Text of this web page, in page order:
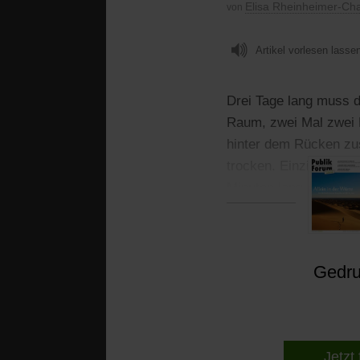
von Elisa Rheinheimer-
Artikel vorlesen
Drei Tage lang muss
Raum, zwei Mal
hinter dem Rücken
trocken. Einzige
Minuten lang darf er